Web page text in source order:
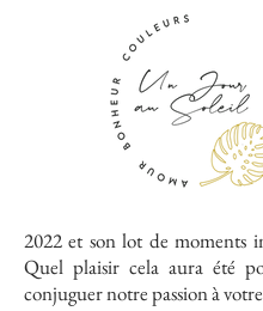
2022 et son lot de moments
Quel plaisir cela aura été
conjuguer notre passion à